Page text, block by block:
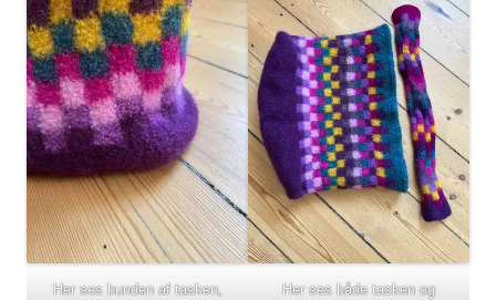
Her ses bunden af tasken,
Her ses både tasken og